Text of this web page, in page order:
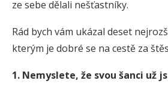
ze sebe dělali nešťastníky.
Rád bych vám ukázal deset
kterým je dobré se na cestě za
1. Nemyslete, že svou šanci už